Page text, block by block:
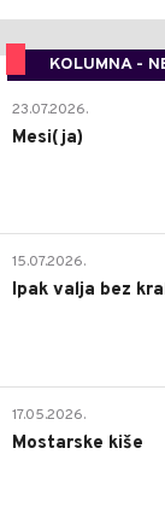
KOLUMNA -
23.07.2026.
Mesi(ja)
15.07.2026.
Ipak valja bez
17.05.2026.
Mostarske kiše